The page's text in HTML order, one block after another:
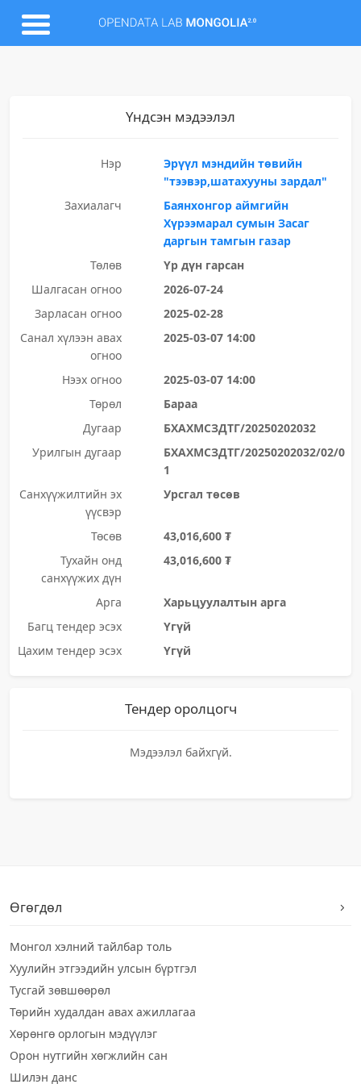
Үндсэн мэдээлэл
Нэр
Эрүүл мэндийн төвийн
"тээвэр,шатахууны зардал"
Захиалагч
Баянхонгор аймгийн
Хүрээмарал сумын Засаг
даргын тамгын газар
Төлөв
Үр дүн гарсан
Шалгасан огноо
2026-07-24
Зарласан огноо
2025-02-28
Санал хүлээн авах
огноо
2025-03-07 14:00
Нээх огноо
2025-03-07 14:00
Төрөл
Бараа
Дугаар
БХАХМСЗДТГ/20250202032
Урилгын дугаар
БХАХМСЗДТГ/20250202032/02/0
1
Санхүүжилтийн эх
үүсвэр
Урсгал төсөв
Төсөв
43,016,600 ₮
Тухайн онд
санхүүжих дүн
43,016,600 ₮
Арга
Харьцуулалтын арга
Багц тендер эсэх
Үгүй
Цахим тендер эсэх
Үгүй
Тендер оролцогч
Мэдээлэл байхгүй.
Өгөгдөл
Монгол хэлний тайлбар толь
Хуулийн этгээдийн улсын бүртгэл
Тусгай зөвшөөрөл
Төрийн худалдан авах ажиллагаа
Хөрөнгө орлогын мэдүүлэг
Орон нутгийн хөгжлийн сан
Шилэн данс